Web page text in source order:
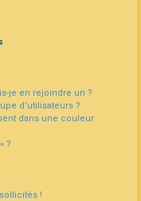
je en rejoindre un ?
d’utilisateurs ?
dans une couleur
?
!